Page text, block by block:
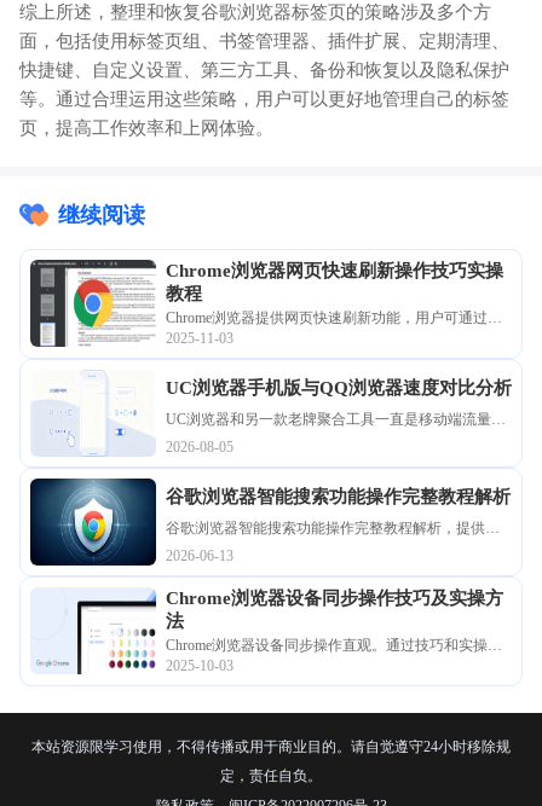
综上所述，整理和恢复谷歌浏览器标签页的策略涉及多个方
面，包括使用标签页组、书签管理器、插件扩展、定期清理、
快捷键、自定义设置、第三方工具、备份和恢复以及隐私保护
等。通过合理运用这些策略，用户可以更好地管理自己的标签
页，提高工作效率和上网体验。
继续阅读
Chrome浏览器网页快速刷新操作技巧实操
教程
Chrome浏览器提供网页快速刷新功能，用户可通过快
捷操作方法提升加载效率，保持上网体验顺畅流畅。
2025-11-03
UC浏览器手机版与QQ浏览器速度对比分析
UC浏览器和另一款老牌聚合工具一直是移动端流量入
口的霸主。为了探究谁在重度图文渲染和多媒体缓冲
上更胜一筹，我们在多种网络环境下进行了极限压榨
测试。用详实的数据图表揭秘两大主流引擎的真实加
2026-08-05
谷歌浏览器智能搜索功能操作完整教程解析
谷歌浏览器智能搜索功能操作完整教程解析，提供搜
索设置、技巧和实用案例，帮助用户快速定位信息，
提高日常浏览效率。
2026-06-13
Chrome浏览器设备同步操作技巧及实操方
法
Chrome浏览器设备同步操作直观。通过技巧和实操方
法，用户可以在不同设备间无缝同步书签、历史和设
2025-10-03
本站资源限学习使用，不得传播或用于商业目的。请自觉遵守24小时移除规
定，责任自负。